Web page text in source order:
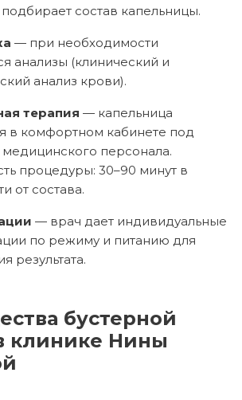
состав капельницы.
— при необходимости
анализы (клинический и
анализ крови).
терапия — капельница
в комфортном кабинете под
персонала.
процедуры: 30–90 минут в
от состава.
— врач дает индивидуальные
по режиму и питанию для
результата.
клинике Нины